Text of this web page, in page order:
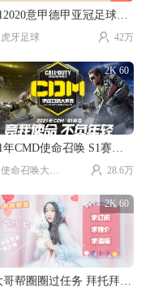
20212020意甲德甲亚冠足球赛事直播。
虎牙足球 42万
2K 60
2021年CMD使命召唤 S1赛季视频直播。
28.6万
2K 60
求大哥帮圈圈过任务 拜托拜托~